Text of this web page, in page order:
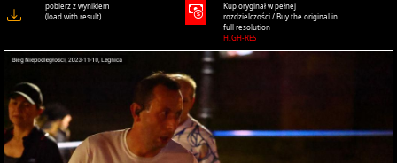
pobierz z wynikiem
(load with result)
Kup oryginał w pełnej
rozdzielczości / Buy the original in
full resolution
HIGH-RES